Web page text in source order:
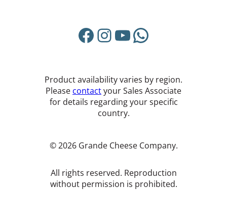
Facebook
Instagram
YouTube
WhatsApp
Product availability varies by region.
Please contactyour Sales Associate
for details regarding your specific
country.
© 2026 Grande Cheese Company.
All rights reserved. Reproduction
without permission is prohibited.